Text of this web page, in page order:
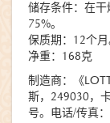
储存条件：在干
75%。
保质期：12个月
净重：168克
制造商：《
斯，249030，
号。电话/传真